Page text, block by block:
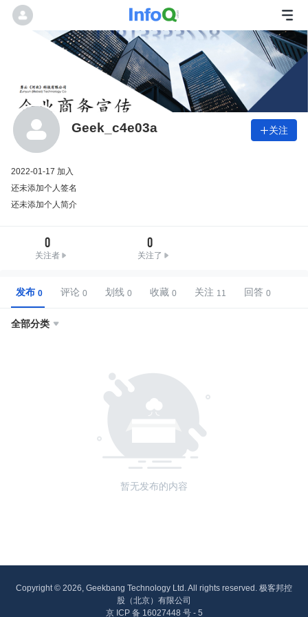
Geek_c4e03a 关注
2022-01-17 加入
还未添加个人签名
还未添加个人简介
0
关注者
0
关注了
发布 评论 划线 收藏 关注 回答
全部分类 
暂无发布的内容
Copyright © 2026, Geekbang Technology Ltd. All rights reserved. 极客邦控
股（北京）有限公司
京 ICP 备 16027448 号 - 5